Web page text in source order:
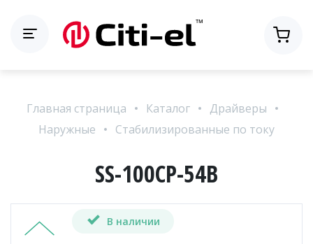
Главная страница Каталог
Драйверы
Наружные
Стабилизированные по току
SS-100CP-54B
В наличии